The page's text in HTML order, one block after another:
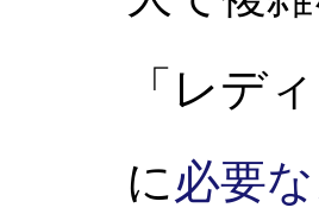
「レデ
に必要